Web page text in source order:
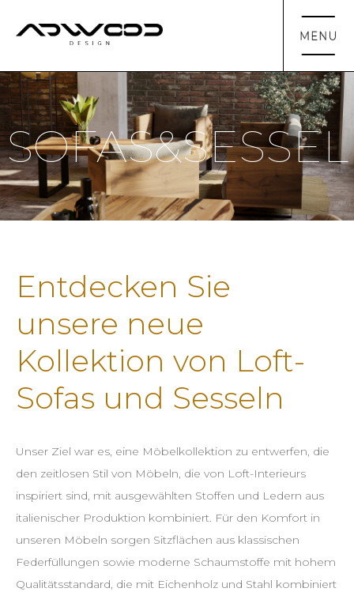
SOFAS&SESSEL
Entdecken Sie
unsere neue
Kollektion von Loft-
Sofas und Sesseln
Unser Ziel war es, eine Möbelkollektion zu entwerfen, die
den zeitlosen Stil von Möbeln, die von Loft-Interieurs
inspiriert sind, mit ausgewählten Stoffen und Ledern aus
italienischer Produktion kombiniert. Für den Komfort in
unseren Möbeln sorgen Sitzflächen aus klassischen
Federfüllungen sowie moderne Schaumstoffe mit hohem
Qualitätsstandard, die mit Eichenholz und Stahl kombiniert